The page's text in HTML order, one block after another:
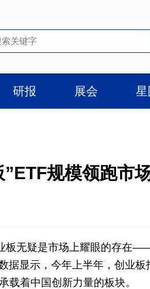
研报 展会 星
规模领跑市
板无疑是市场上耀眼的存在
据显示，今年上半年，创业
载着中国创新力量的板块。